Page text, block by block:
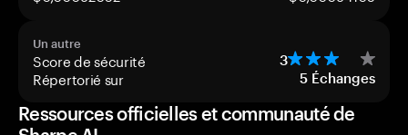
Un autre
Score de sécurité 3
Répertorié sur 5 Échanges
Ressources officielles et communauté de